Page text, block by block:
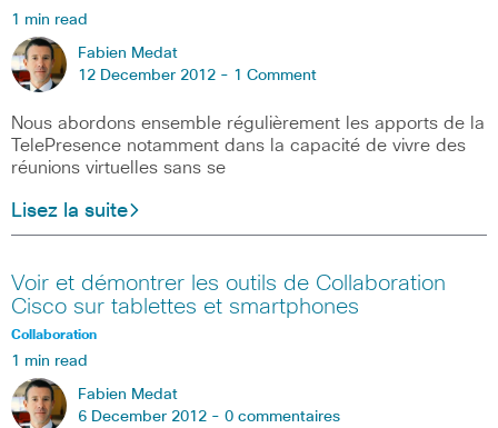
1 min read
Fabien Medat
12 December 2012 - 1 Comment
Nous abordons ensemble régulièrement les apports de la
TelePresence notamment dans la capacité de vivre des
réunions virtuelles sans se
Lisez la suite
Voir et démontrer les outils de Collaboration
Cisco sur tablettes et smartphones
Collaboration
1 min read
Fabien Medat
6 December 2012 - 0 commentaires